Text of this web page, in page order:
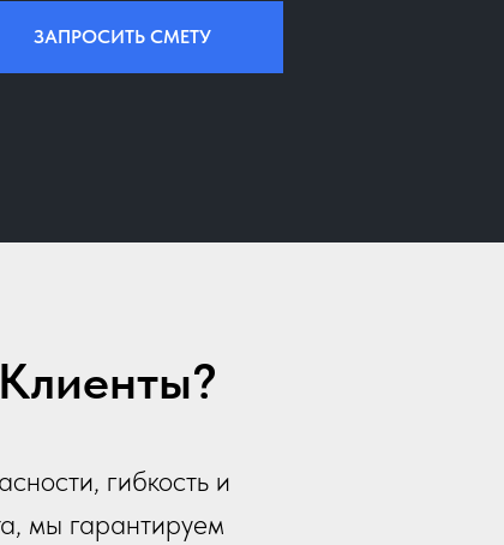
ЗАПРОСИТЬ СМЕТУ
гибкость и
мы гарантируем